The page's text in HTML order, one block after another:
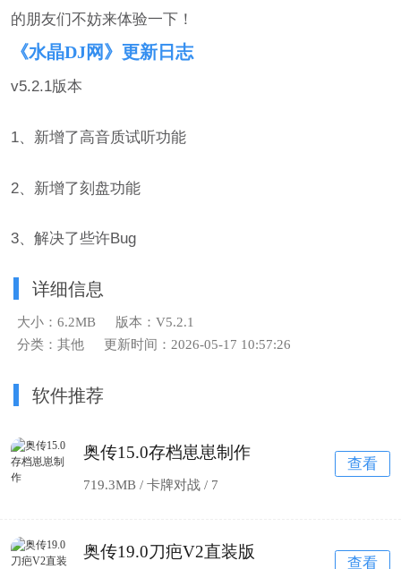
的朋友们不妨来体验一下！
《水晶DJ网》更新日志
v5.2.1版本
1、新增了高音质试听功能
2、新增了刻盘功能
3、解决了些许Bug
详细信息
大小：6.2MB
版本：V5.2.1
分类：其他
更新时间：2026-05-17 10:57:26
软件推荐
奥传15.0存档崽崽制作
719.3MB / 卡牌对战 / 7
查看
奥传19.0刀疤V2直装版
查看